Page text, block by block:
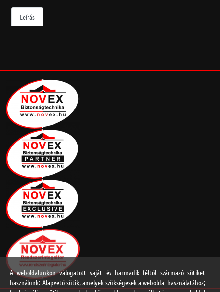
Leírás
A weboldalunkon válogatott saját és harmadik féltől származó sütiket
használunk: Alapvető sütik, amelyek szükségesek a weboldal használatához;